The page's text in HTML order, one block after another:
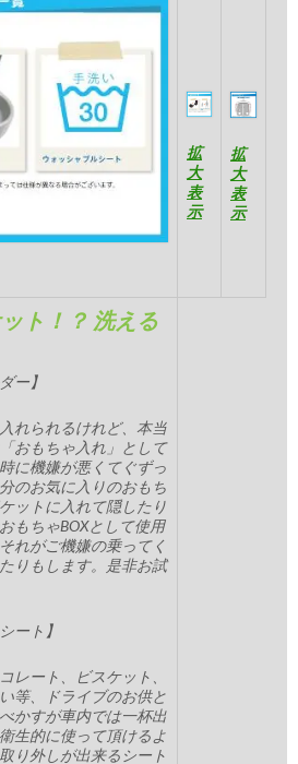
拡
大
表
示
拡
大
表
示
ト！？ 洗える
ー】
れられるけれど、本当
おもちゃ入れ」として
に機嫌が悪くてぐずっ
のお気に入りのおもち
ットに入れて隠したり
もちゃBOXとして使用
れがご機嫌の乗ってく
りもします。是非お試
ート】
レート、ビスケット、
等、ドライブのお供と
かすが車内では一杯出
生的に使って頂けるよ
り外しが出来るシート